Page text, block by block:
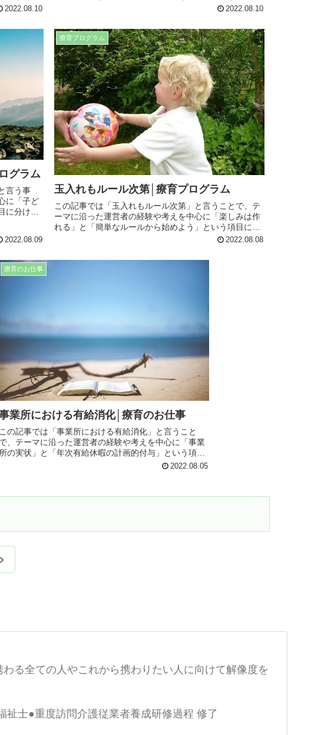
でも役立
2022.08.10
分けて記事にまとめています。日常生活や療育でも役立
2022.08.10
グラム
言う事
に「子ど
に分けて
2022.08.09
療育プログラム
玉入れもルール次第│療育プログラム
この記事では「玉入れもルール次第」と言うことで、テ
ーマに沿った運営者の経験や考えを中心に「楽しみは作
れる」と「簡単なルールから始めよう」という項目に分
けて記事にまとめております。日常生活や仕事、療育で
2022.08.08
療育のお仕事
業所における有給消化│療育のお仕事
この記事では「事業所における有給消化」と言うこと
で、テーマに沿った運営者の経験や考えを中心に「事業
所の実状」と「年次有給休暇の計画的付与」という項目
に分けて記事にまとめています。特に使用者側である事
2022.08.05
次
る全ての人やこれから携わりたい人に向けて解像度を
士●重度訪問介護従業者養成研修過程 修了